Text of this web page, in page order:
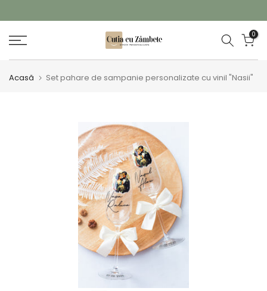
conținut
0
Acasă Set pahare de sampanie personalizate cu vinil "Nasii"